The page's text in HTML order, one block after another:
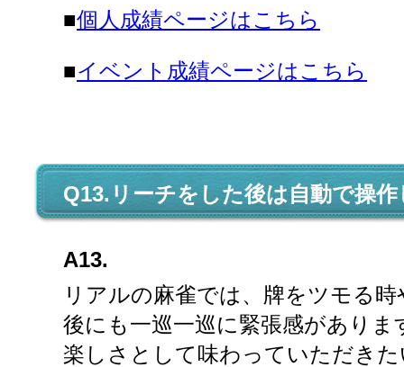
■個人成績ページはこちら
■イベント成績ページはこちら
Q13.リーチをした後は自動で操
A13.
リアルの麻雀では、牌をツモる
後にも一巡一巡に緊張感があり
楽しさとして味わっていただき